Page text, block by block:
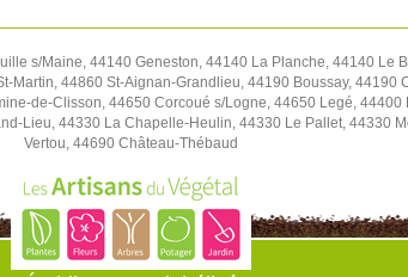
s/Maine, 44140 Geneston, 44140 La Planche, 44140 Le
44860 St-Aignan-Grandlieu, 44190 Boussay, 44190
de-Clisson, 44650 Corcoué s/Logne, 44650 Legé,
Lieu, 44330 La Chapelle-Heulin, 44330 Le Pallet, 44330
Vertou, 44690 Château-Thébaud